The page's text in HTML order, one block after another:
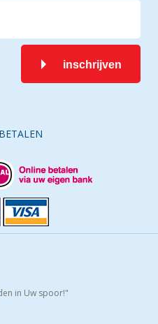
inschrijven
in Uw spoor!"